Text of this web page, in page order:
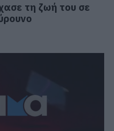
τη ζωή του σε